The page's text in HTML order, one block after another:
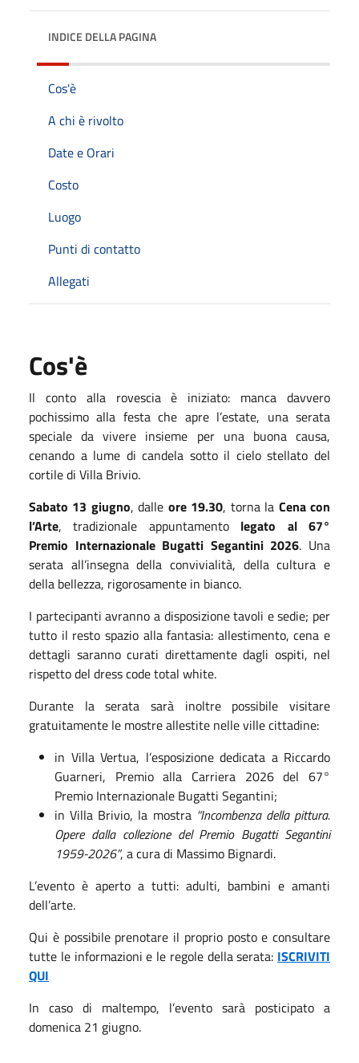
INDICE DELLA PAGINA
Cos'è
A chi è rivolto
Date e Orari
Costo
Luogo
Punti di contatto
Allegati
Cos'è
Il conto alla rovescia è iniziato: manca davvero
pochissimo alla festa che apre l’estate, una serata
speciale da vivere insieme per una buona causa,
cenando a lume di candela sotto il cielo stellato del
cortile di Villa Brivio.
Sabato 13 giugno, dalle ore 19.30, torna la Cena con
l’Arte, tradizionale appuntamento legato al 67°
Premio Internazionale Bugatti Segantini 2026. Una
serata all’insegna della convivialità, della cultura e
della bellezza, rigorosamente in bianco.
I partecipanti avranno a disposizione tavoli e sedie; per
tutto il resto spazio alla fantasia: allestimento, cena e
dettagli saranno curati direttamente dagli ospiti, nel
rispetto del dress code total white.
Durante la serata sarà inoltre possibile visitare
gratuitamente le mostre allestite nelle ville cittadine:
in Villa Vertua, l’esposizione dedicata a Riccardo
Guarneri, Premio alla Carriera 2026 del 67°
Premio Internazionale Bugatti Segantini;
in Villa Brivio, la mostra “Incombenza della pittura.
Opere dalla collezione del Premio Bugatti Segantini
1959-2026”, a cura di Massimo Bignardi.
L’evento è aperto a tutti: adulti, bambini e amanti
dell’arte.
Qui è possibile prenotare il proprio posto e consultare
tutte le informazioni e le regole della serata: ISCRIVITI
QUI
In caso di maltempo, l’evento sarà posticipato a
domenica 21 giugno.